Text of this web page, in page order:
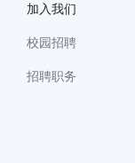
加入我们
校园招聘
招聘职务